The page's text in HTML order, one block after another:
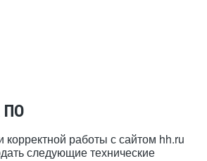
ПО
работы с сайтом hh.ru
следующие технические